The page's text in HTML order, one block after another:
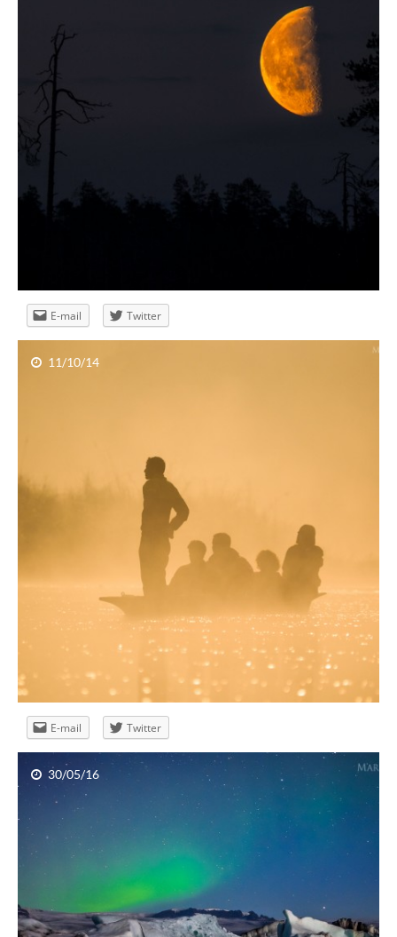
E-mail Twitter
Pod słońce – łam zasady
E-mail Twitter
11/10/14
zorza – jak zacząć.
30/05/16